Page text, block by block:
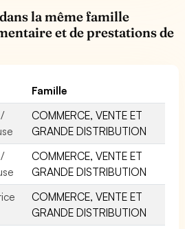
la même famille
et de prestations de
Famille
COMMERCE, VENTE ET
GRANDE DISTRIBUTION
COMMERCE, VENTE ET
GRANDE DISTRIBUTION
COMMERCE, VENTE ET
GRANDE DISTRIBUTION